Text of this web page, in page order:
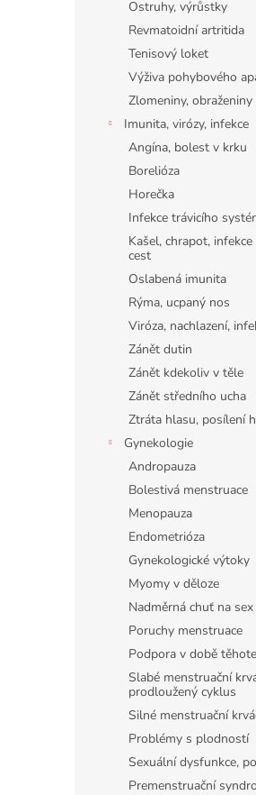
Ostruhy, výrůstky
Revmatoidní artritida
Tenisový loket
Výživa pohybového
Zlomeniny, obraženiny
Imunita, virózy, infekce
Angína, bolest v krku
Borelióza
Horečka
Infekce trávicího
Kašel, chrapot, infekce
cest
Oslabená imunita
Rýma, ucpaný nos
Viróza, nachlazení,
Zánět dutin
Zánět kdekoliv v těle
Zánět středního ucha
Ztráta hlasu, posílení
Gynekologie
Andropauza
Bolestivá menstruace
Menopauza
Endometrióza
Gynekologické výtoky
Myomy v děloze
Nadměrná chuť na sex
Poruchy menstruace
Podpora v době
Slabé menstruační
prodloužený cyklus
Silné menstruační
Problémy s plodností
Sexuální dysfunkce,
Premenstruační